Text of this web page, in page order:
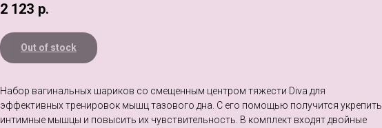
2 123 р.
Out of stock
Набор вагинальных шариков со смещенным центром тяжести Diva для
эффективных тренировок мышц тазового дна. С его помощью получится укрепить
интимные мышцы и повысить их чувствительность. В комплект входят двойные